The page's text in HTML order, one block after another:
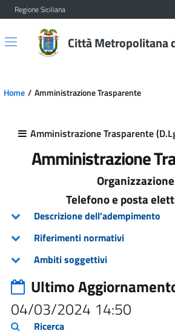
Vai al contenuto principale
Vai al menu principale
Regione Siciliana
Città Metropolitana
Home Amministrazione Trasparente
Amministrazione Trasparente
Amministrazione
Organizzazione
Telefono e posta
Descrizione dell'adempimento
Riferimenti normativi
Ambiti soggettivi
Ultimo
04/03/2024 14:50
Ricerca